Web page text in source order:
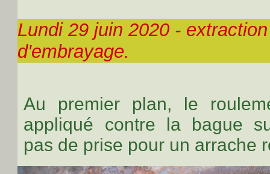
Lundi 29 juin 2020 -
d'embrayage.
Au premier plan, le
appliqué contre la bague
pas de prise pour un arrache